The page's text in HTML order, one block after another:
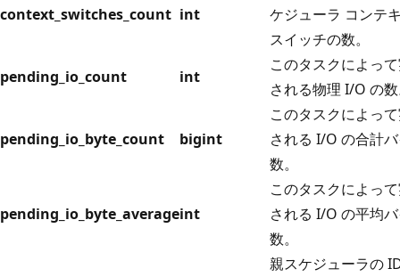
context_switches_count int
ケジューラ コンテ
スイッチの数。
pending_io_count
int
このタスクによっ
される物理 I/O の
pending_io_byte_count bigint
このタスクによっ
される I/O の合計
数。
pending_io_byte_averageint
このタスクによっ
される I/O の平均
数。
親スケジューラの